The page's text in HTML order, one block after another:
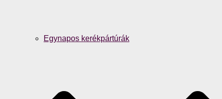
Egynapos kerékpártúrák